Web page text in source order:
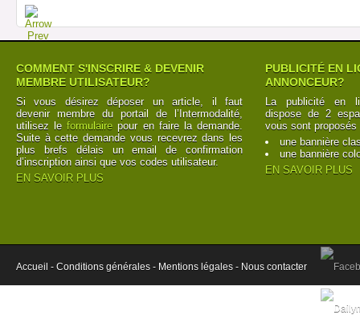
COMMENT S'INSCRIRE & DEVENIR
MEMBRE UTILISATEUR?
Si vous désirez déposer un article, il faut
devenir membre du portail de l’Intermodalité,
utilisez leformulaire pour en faire la demande.
Suite à cette demande vous recevrez dans les
plus brefs délais un email de confirmation
d’inscription ainsi que vos codes utilisateur.
EN SAVOIR PLUS
PUBLICITÉ EN
ANNONCEUR?
La publicité en
dispose de 2
vous sont proposés
une bannière
une bannière
EN SAVOIR PLUS
Accueil - Conditions générales - Mentions légales - Nous contacter